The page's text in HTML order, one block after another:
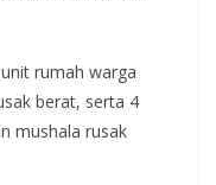
rumah warga
berat, serta 4
mushala rusak